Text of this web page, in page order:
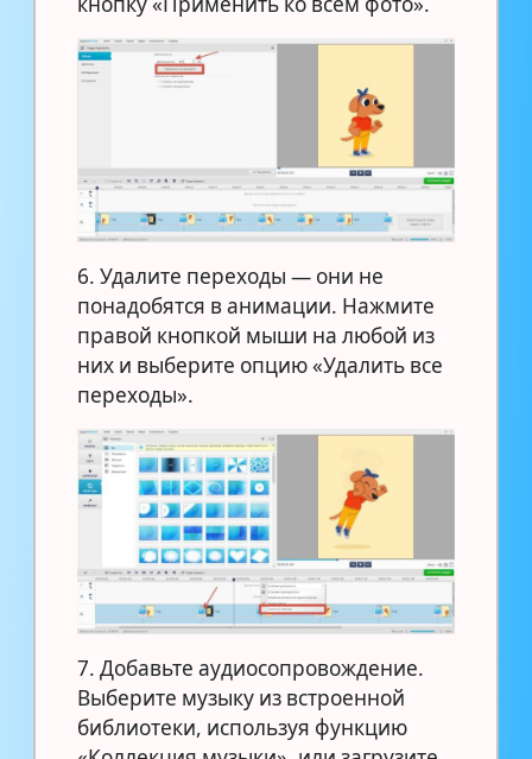
6. Удалите переходы — они не
понадобятся в анимации. Нажмите
правой кнопкой мыши на любой из
них и выберите опцию «Удалить все
переходы».
7. Добавьте аудиосопровождение.
Выберите музыку из встроенной
библиотеки, используя функцию